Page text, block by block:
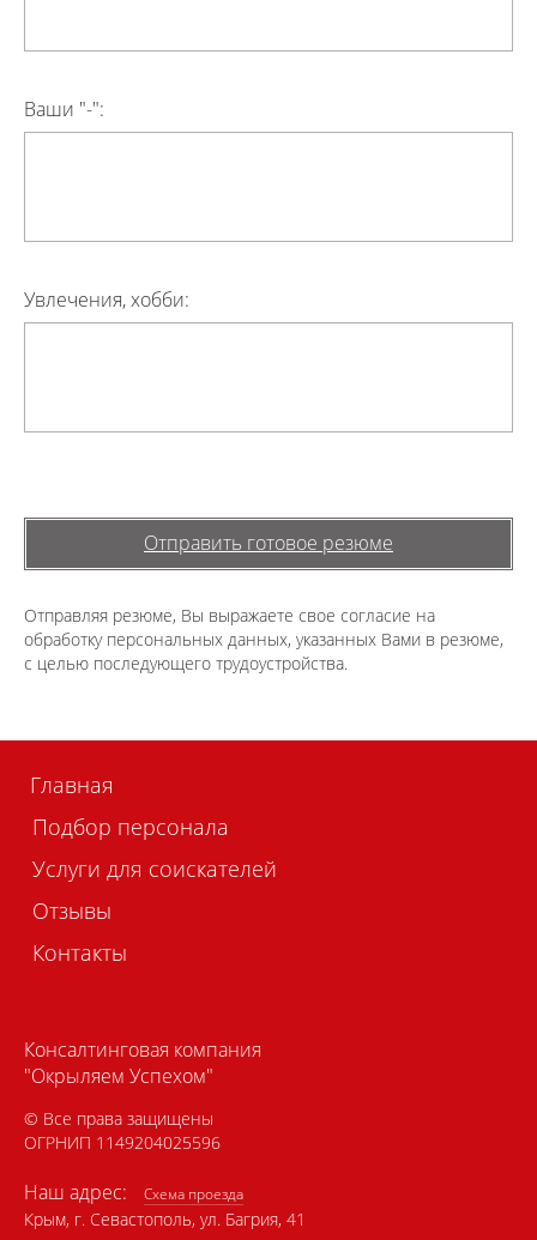
Ваши "-":
Увлечения, хобби:
Отправляя резюме, Вы выражаете свое согласие на
обработку персональных данных, указанных Вами в резюме,
с целью последующего трудоустройства.
Главная
Подбор персонала
Услуги для соискателей
Отзывы
Контакты
Консалтинговая компания
"Окрыляем Успехом"
© Все права защищены
ОГРНИП 1149204025596
Наш адрес: Схема проезда
Крым, г. Севастополь, ул. Багрия, 41